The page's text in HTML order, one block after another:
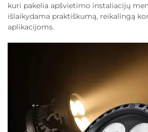
kuri pakelia apšvietimo instaliacijų
išlaikydama praktiškumą, reikalingą
aplikacijoms.